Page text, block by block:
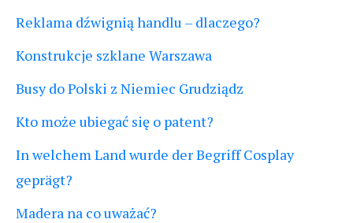
Reklama dźwignią handlu – dlaczego?
Konstrukcje szklane Warszawa
Busy do Polski z Niemiec Grudziądz
Kto może ubiegać się o patent?
In welchem Land wurde der Begriff Cosplay
geprägt?
Madera na co uważać?